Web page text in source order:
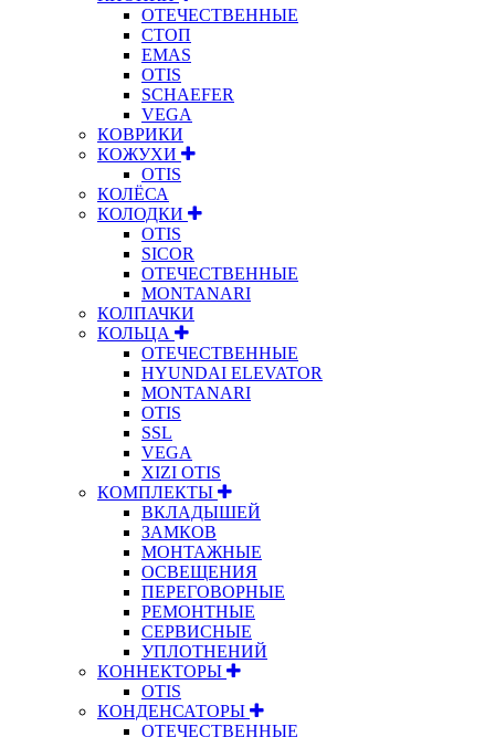
ОТЕЧЕСТВЕННЫЕ
СТОП
EMAS
OTIS
SCHAEFER
VEGA
КОВРИКИ
КОЖУХИ
OTIS
КОЛЁСА
КОЛОДКИ
OTIS
SICOR
ОТЕЧЕСТВЕННЫЕ
MONTANARI
КОЛПАЧКИ
КОЛЬЦА
ОТЕЧЕСТВЕННЫЕ
HYUNDAI ELEVATOR
MONTANARI
OTIS
SSL
VEGA
XIZI OTIS
КОМПЛЕКТЫ
ВКЛАДЫШЕЙ
ЗАМКОВ
МОНТАЖНЫЕ
ОСВЕЩЕНИЯ
ПЕРЕГОВОРНЫЕ
РЕМОНТНЫЕ
СЕРВИСНЫЕ
УПЛОТНЕНИЙ
КОННЕКТОРЫ
OTIS
КОНДЕНСАТОРЫ
ОТЕЧЕСТВЕННЫЕ